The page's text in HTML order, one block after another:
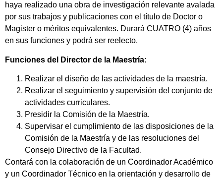
haya realizado una obra de investigación relevante avalada
por sus trabajos y publicaciones con el título de Doctor o
Magister o méritos equivalentes. Durará CUATRO (4) años
en sus funciones y podrá ser reelecto.
Funciones del Director de la Maestría:
Realizar el diseño de las actividades de la maestría.
Realizar el seguimiento y supervisión del conjunto de
actividades curriculares.
Presidir la Comisión de la Maestría.
Supervisar el cumplimiento de las disposiciones de la
Comisión de la Maestría y de las resoluciones del
Consejo Directivo de la Facultad.
Contará con la colaboración de un Coordinador Académico
y un Coordinador Técnico en la orientación y desarrollo de